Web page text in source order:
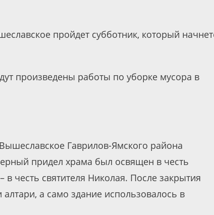
пройдет субботник, который
произведены работы по уборке мусора в
Гаврилов-Ямского района
придел храма был освящен в честь
честь святителя Николая. После закрытия
а само здание использовалось в